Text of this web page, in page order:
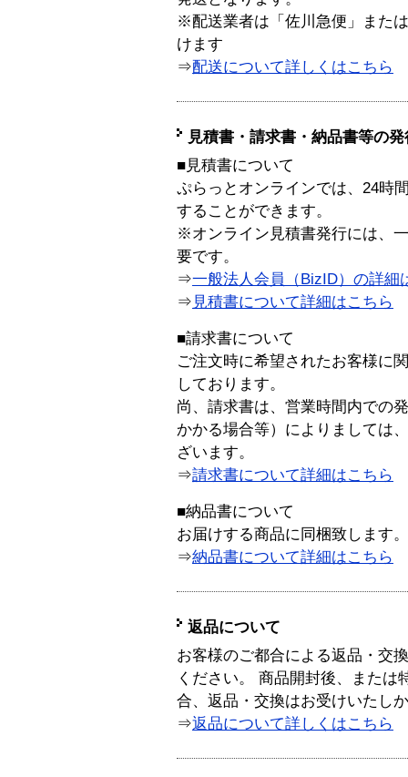
※配送業者は「佐川急便」また
けます
⇒配送について詳しくはこちら
見積書・請求書・納品書等の
■見積書について
ぷらっとオンラインでは、24時
することができます。
※オンライン見積書発行には、
要です。
⇒一般法人会員（BizID）の詳細
⇒ 見積書について詳細はこちら
■請求書について
ご注文時に希望されたお客様に
しております。
尚、請求書は、営業時間内での
かかる場合等）によりましては
ざいます。
⇒請求書について詳細はこちら
■納品書について
お届けする商品に同梱致します。
⇒納品書について詳細はこちら
返品について
お客様のご都合による返品・交
ください。 商品開封後、または
合、返品・交換はお受けいたし
⇒返品について詳しくはこちら